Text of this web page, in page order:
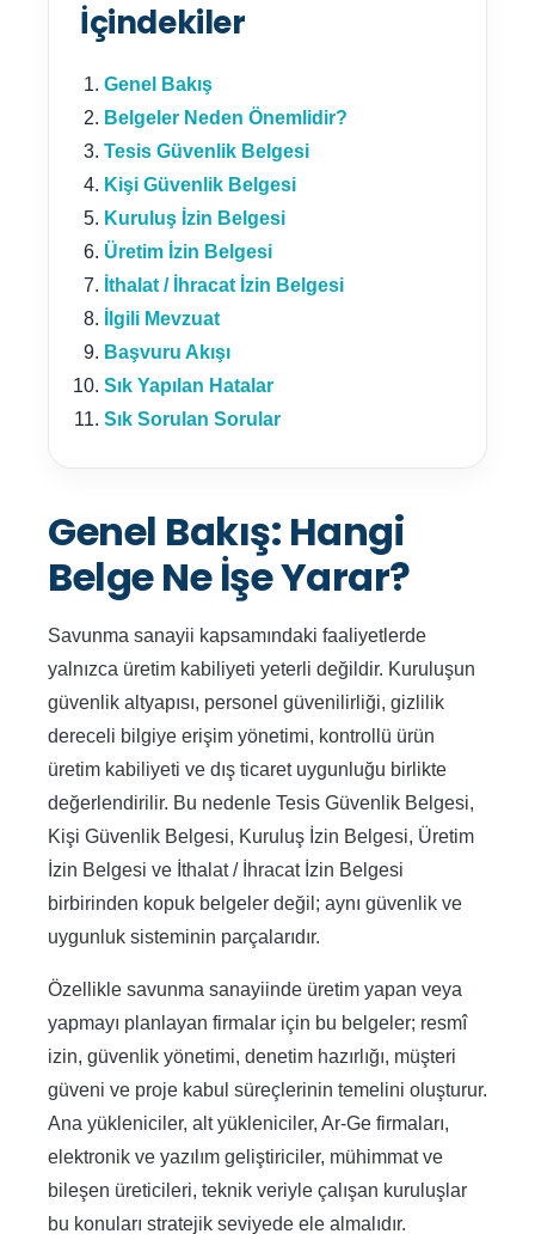
İçindekiler
Genel Bakış
Belgeler Neden Önemlidir?
Tesis Güvenlik Belgesi
Kişi Güvenlik Belgesi
Kuruluş İzin Belgesi
Üretim İzin Belgesi
İthalat / İhracat İzin Belgesi
İlgili Mevzuat
Başvuru Akışı
Sık Yapılan Hatalar
Sık Sorulan Sorular
Genel Bakış: Hangi
Belge Ne İşe Yarar?
Savunma sanayii kapsamındaki faaliyetlerde
yalnızca üretim kabiliyeti yeterli değildir. Kuruluşun
güvenlik altyapısı, personel güvenilirliği, gizlilik
dereceli bilgiye erişim yönetimi, kontrollü ürün
üretim kabiliyeti ve dış ticaret uygunluğu birlikte
değerlendirilir. Bu nedenle Tesis Güvenlik Belgesi,
Kişi Güvenlik Belgesi, Kuruluş İzin Belgesi, Üretim
İzin Belgesi ve İthalat / İhracat İzin Belgesi
birbirinden kopuk belgeler değil; aynı güvenlik ve
uygunluk sisteminin parçalarıdır.
Özellikle savunma sanayiinde üretim yapan veya
yapmayı planlayan firmalar için bu belgeler; resmî
izin, güvenlik yönetimi, denetim hazırlığı, müşteri
güveni ve proje kabul süreçlerinin temelini oluşturur.
Ana yükleniciler, alt yükleniciler, Ar-Ge firmaları,
elektronik ve yazılım geliştiriciler, mühimmat ve
bileşen üreticileri, teknik veriyle çalışan kuruluşlar
bu konuları stratejik seviyede ele almalıdır.